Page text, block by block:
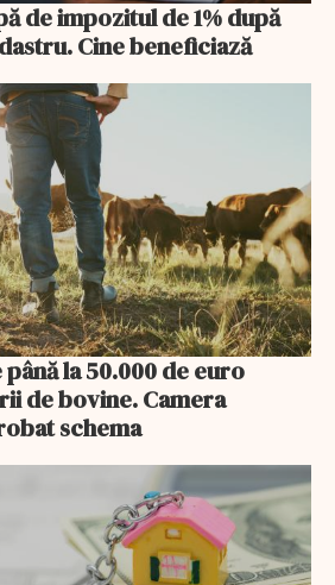
de impozitul de 1% după
Cine beneficiază
la 50.000 de euro
de bovine. Camera
schema